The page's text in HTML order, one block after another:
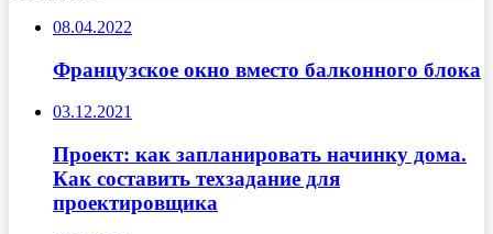
08.04.2022
Французское окно вместо балконного блока
03.12.2021
Проект: как запланировать начинку дома.
Как составить техзадание для
проектировщика